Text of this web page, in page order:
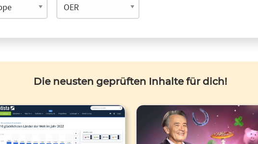
Die neusten geprüften Inhalte für dich!